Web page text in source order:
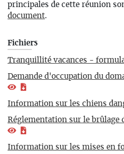
principales de cette réunion
document.
Fichiers
Tranquillité vacances -
Demande d'occupation du
Information sur les chiens
Réglementation sur le brûlage
Information sur les mises en